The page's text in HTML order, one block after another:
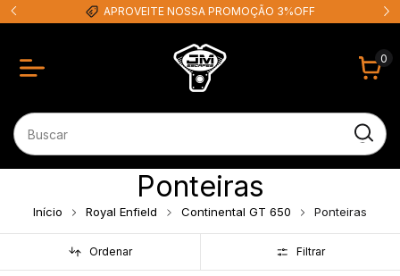
APROVEITE NOSSA PROMOÇÃO 3%OFF
0
Ponteiras
Início Royal Enfield Continental GT 650 Ponteiras
Ordenar Filtrar